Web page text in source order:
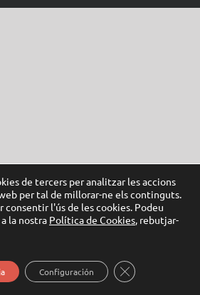
de tercers per analitzar les accions
per tal de millorar-ne els continguts.
consentir l'ús de les cookies. Podeu
la nostra Política de Cookies, rebutjar-
Configuración Tanca el bàner